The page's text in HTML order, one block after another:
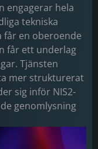
engagerar hela
tekniska
får en oberoende
får ett underlag
Tjänsten
mer strukturerat
sig inför NIS2-
genomlysning